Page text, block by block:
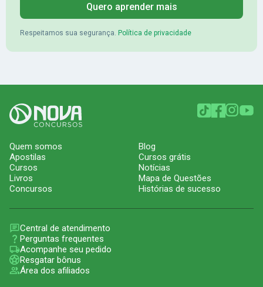
Quero aprender mais
Respeitamos sua segurança. Política de privacidade
Quem somos
Apostilas
Cursos
Livros
Concursos
Blog
Cursos grátis
Notícias
Mapa de Questões
Histórias de sucesso
Central de atendimento
Perguntas frequentes
Acompanhe seu pedido
Resgatar bônus
Área dos afiliados